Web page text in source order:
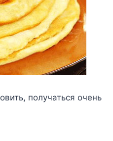
получаться очень